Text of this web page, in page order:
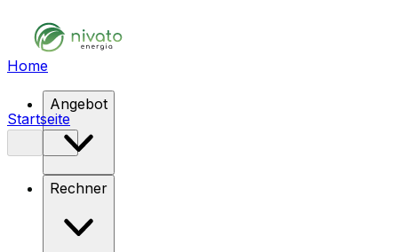
Home
Angebot
Rechner
Startseite